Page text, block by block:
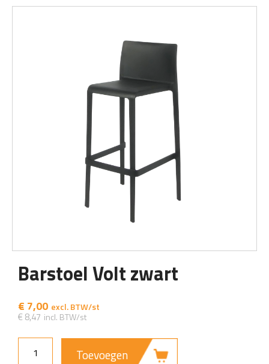
Barstoel Volt zwart
€ 7,00
€ 8,47
Toevoegen